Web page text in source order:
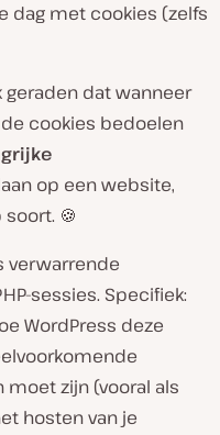
dag met cookies (zelfs
dat wanneer
cookies bedoelen
op een website,
🍪
verwarrende
sessies. Specifiek:
WordPress deze
zijn (vooral als
hosten van je